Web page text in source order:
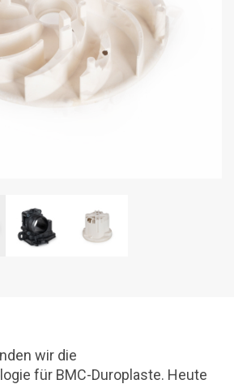
wir die
für BMC-Duroplaste. Heute